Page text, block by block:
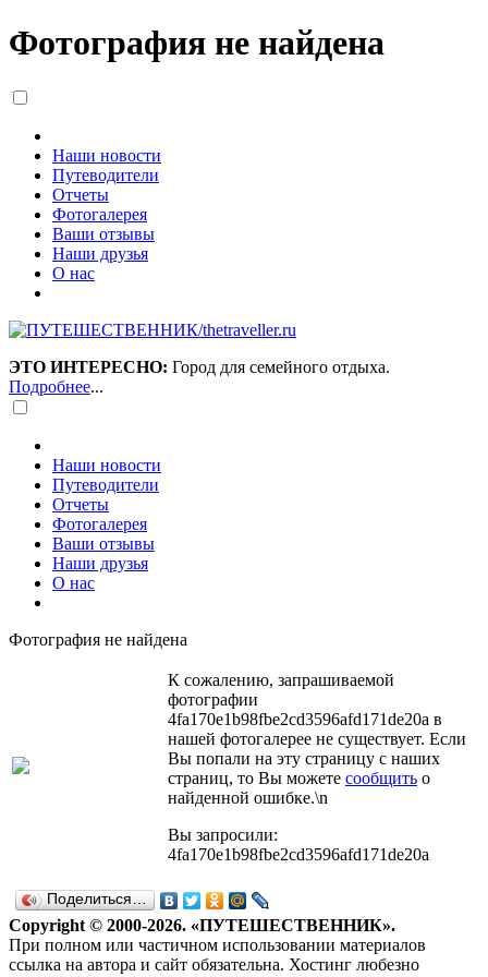
Фотография не найдена
Наши новости
Путеводители
Отчеты
Фотогалерея
Ваши отзывы
Наши друзья
О нас
ЭТО ИНТЕРЕСНО: Город для семейного отдыха.
Подробнее...
Наши новости
Путеводители
Отчеты
Фотогалерея
Ваши отзывы
Наши друзья
О нас
Фотография не найдена
К сожалению, запрашиваемой
фотографии
4fa170e1b98fbe2cd3596afd171de20a в
нашей фотогалерее не существует. Если
Вы попали на эту страницу с наших
страниц, то Вы можете сообщить о
найденной ошибке.\n
Вы запросили:
4fa170e1b98fbe2cd3596afd171de20a
Поделиться…
Copyright © 2000-2026. «ПУТЕШЕСТВЕННИК».
При полном или частичном использовании материалов
ссылка на автора и сайт обязательна. Хостинг любезно